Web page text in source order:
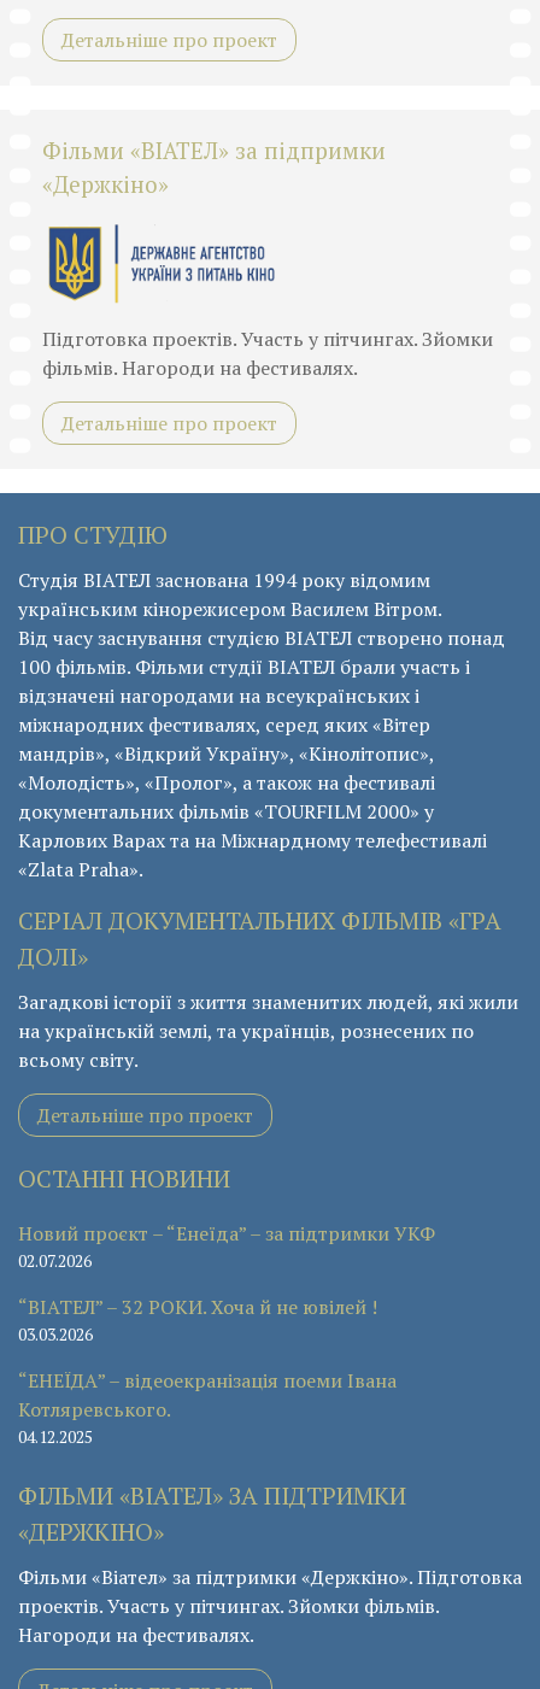
Детальніше про проект
Фільми «ВІАТЕЛ» за підпримки
«Держкіно»
Підготовка проектів. Участь у пітчингах. Зйомки
фільмів. Нагороди на фестивалях.
Детальніше про проект
ПРО СТУДІЮ
Студія ВІАТЕЛ заснована 1994 року відомим
українським кінорежисером Василем Вітром.
Від часу заснування студією ВІАТЕЛ створено понад
100 фільмів. Фільми студії ВІАТЕЛ брали участь і
відзначені нагородами на всеукраїнських і
міжнародних фестивалях, серед яких «Вітер
мандрів», «Відкрий Україну», «Кінолітопис»,
«Молодість», «Пролог», а також на фестивалі
документальних фільмів «ТОURFILM 2000» у
Карлових Варах та на Міжнардному телефестивалі
«Zlata Praha».
СЕРІАЛ ДОКУМЕНТАЛЬНИХ ФІЛЬМІВ «ГРА
ДОЛІ»
Загадкові історії з життя знаменитих людей, які жили
на українській землі, та українців, рознесених по
всьому світу.
Детальніше про проект
ОСТАННІ НОВИНИ
Новий проєкт – “Енеїда” – за підтримки УКФ
02.07.2026
“ВІАТЕЛ” – 32 РОКИ. Хоча й не ювілей !
03.03.2026
“ЕНЕЇДА” – відеоекранізація поеми Івана
Котляревського.
04.12.2025
ФІЛЬМИ «ВІАТЕЛ» ЗА ПІДТРИМКИ
«ДЕРЖКІНО»
Фільми «Віател» за підтримки «Держкіно». Підготовка
проектів. Участь у пітчингах. Зйомки фільмів.
Нагороди на фестивалях.